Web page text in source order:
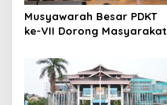
Musyawarah Besar PDKT
ke-VII Dorong Masyarakat
Pembangunan IKN